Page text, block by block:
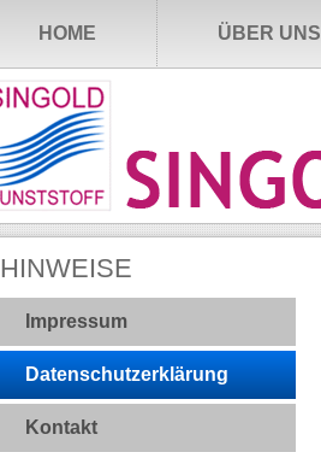
HOME ÜBER UNS
HINWEISE
Impressum
Datenschutzerklärung
Kontakt